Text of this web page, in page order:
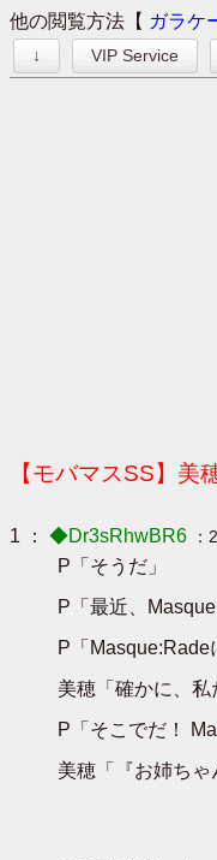
他の閲覧方法【 ガラケ
↓ VIP Service
【モバマスSS】美
1 ： ◆Dr3sRhwBR6
P「そうだ」
P「最近、
P「Masque:Rade
美穂「確かに、私
P「そこでだ！
美穂「『お姉ち